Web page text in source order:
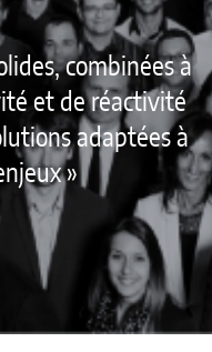
combinées à
et de réactivité
adaptées à
»